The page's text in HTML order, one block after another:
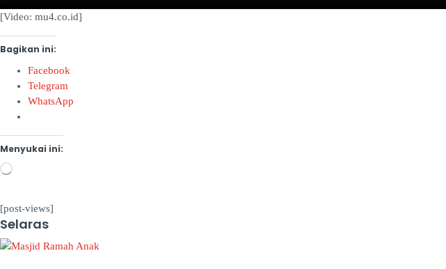
[Video: mu4.co.id]
Bagikan ini:
Facebook
Telegram
WhatsApp
Menyukai ini:
Memuat...
[post-views]
Selaras